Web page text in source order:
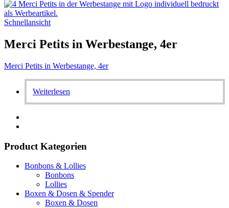
Schnellansicht
Merci Petits in Werbestange, 4er
Merci Petits in Werbestange, 4er
Weiterlesen
Product Kategorien
Bonbons & Lollies
Bonbons
Lollies
Boxen & Dosen & Spender
Boxen & Dosen